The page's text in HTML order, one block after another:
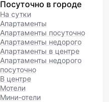
Посуточно в городе
На сутки
Апартаменты
Апартаменты посуточно
Апартаменты недорого
Апартаменты в центре
Апартаменты недорого
посуточно
В центре
Мотели
Мини-отели